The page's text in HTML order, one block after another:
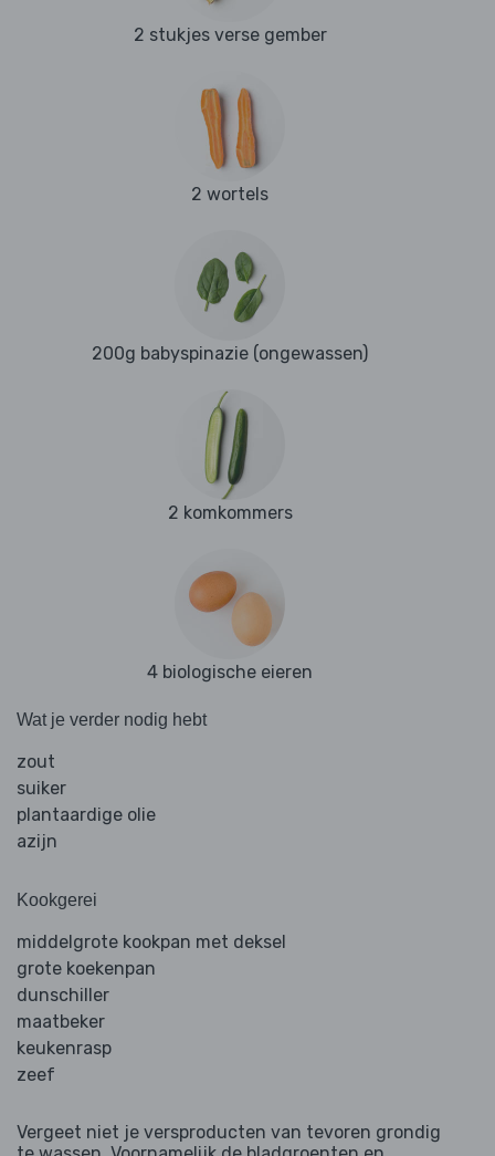
2 stukjes verse gember
2 wortels
200g babyspinazie (ongewassen)
2 komkommers
4 biologische eieren
Wat je verder nodig hebt
zout
suiker
plantaardige olie
azijn
Kookgerei
middelgrote kookpan met deksel
grote koekenpan
dunschiller
maatbeker
keukenrasp
zeef
Vergeet niet je versproducten van tevoren grondig